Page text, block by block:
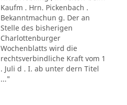
Kaufm . Hrn. Pickenbach .
Bekanntmachun g. Der an
Stelle des bisherigen
Charlottenburger
Wochenblatts wird die
rechtsverbindliche Kraft vom 1
. Juli d . I. ab unter dern Titel
..."